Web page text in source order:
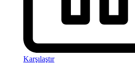
Karşılaştır